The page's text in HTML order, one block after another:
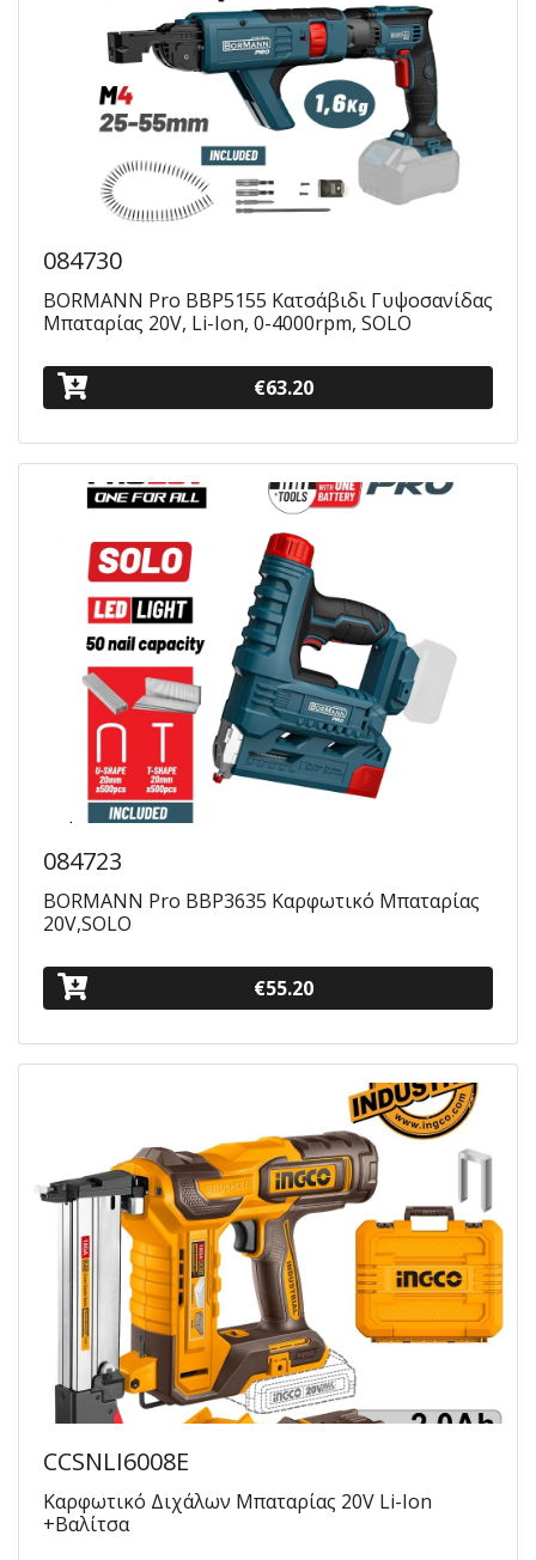
084730
BORMANN Pro BBP5155 Κατσάβιδι Γυψοσανίδας
Μπαταρίας 20V, Li-Ion, 0-4000rpm, SOLO
€63.20
084723
BORMANN Pro BBP3635 Καρφωτικό Μπαταρίας
20V,SOLO
€55.20
CCSNLI6008E
Καρφωτικό Διχάλων Μπαταρίας 20V Li-Ion
+Βαλίτσα